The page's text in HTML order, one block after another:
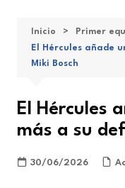
Inicio
Primer
El Hércules añade
Miki Bosch
El Hércules
más a su
30/06/2026